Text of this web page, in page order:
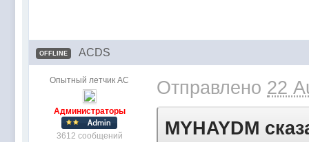
OFFLINE ACDS
Опытный летчик АС
Администраторы
3612 сообщений
Отправлено 22
MYHAYDM